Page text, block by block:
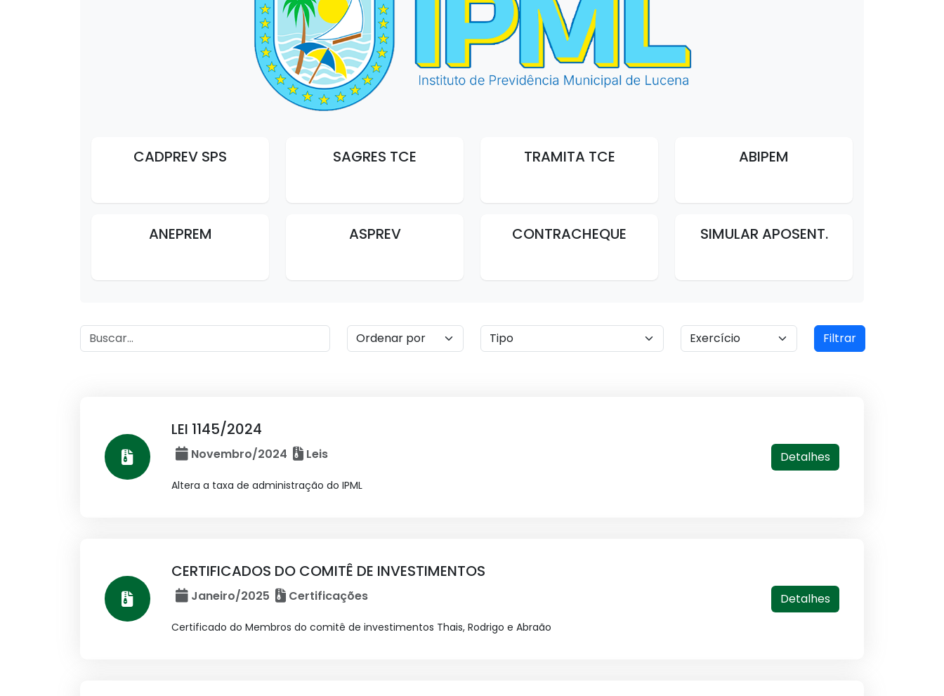
CADPREV SPS SAGRES TCE TRAMITA TCE ABIPEM
ANEPREM ASPREV CONTRACHEQUE SIMULAR APOSENT.
Filtrar
LEI 1145/2024
Novembro/2024 Leis
Altera a taxa de administração do IPML
Detalhes
CERTIFICADOS DO COMITÊ DE INVESTIMENTOS
Janeiro/2025 Certificações
Certificado do Membros do comitê de investimentos Thais, Rodrigo e Abraão
Detalhes